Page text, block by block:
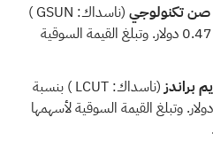
تكنولوجي(ناسداك: GSUN
)
بنسبة 17.87% ليصل إلى 0.47 دولار. وتبلغ القيمة السوقية
براندز(ناسداك: LCUT ) بنسبة
11.68% ليصل إلى 5.93 دولار. وتبلغ القيمة السوقية لأسهمها